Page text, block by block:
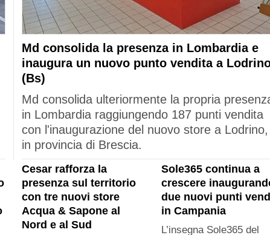
Md consolida la presenza in Lombardia e
inaugura un nuovo punto vendita a
(Bs)
Md consolida ulteriormente la propria
in Lombardia raggiungendo 187 punti vendita
con l'inaugurazione del nuovo store a Lodrino,
in provincia di Brescia.
Cesar rafforza la
presenza sul territorio
con tre nuovi store
Acqua & Sapone al
Nord e al Sud
Sole365 continua a
crescere
due nuovi punti
in Campania
L’insegna Sole365 del